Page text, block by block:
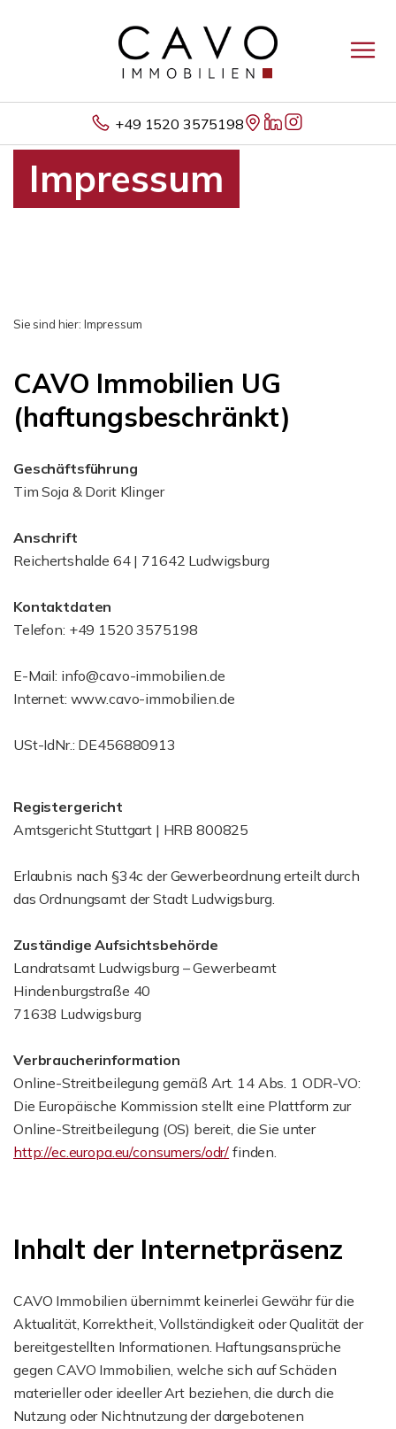
+49 1520 3575198
Impressum
Sie sind hier: Impressum
CAVO Immobilien UG
(haftungsbeschränkt)
Geschäftsführung
Tim Soja & Dorit Klinger
Anschrift
Reichertshalde 64 | 71642 Ludwigsburg
Kontaktdaten
Telefon: +49 1520 3575198
E-Mail: info@cavo-immobilien.de
Internet: www.cavo-immobilien.de
USt-IdNr.: DE456880913
Registergericht
Amtsgericht Stuttgart | HRB 800825
Erlaubnis nach §34c der Gewerbeordnung erteilt durch
das Ordnungsamt der Stadt Ludwigsburg.
Zuständige Aufsichtsbehörde
Landratsamt Ludwigsburg – Gewerbeamt
Hindenburgstraße 40
71638 Ludwigsburg
Verbraucherinformation
Online-Streitbeilegung gemäß Art. 14 Abs. 1 ODR-VO:
Die Europäische Kommission stellt eine Plattform zur
Online-Streitbeilegung (OS) bereit, die Sie unter
http://ec.europa.eu/consumers/odr/ finden.
Inhalt der Internetpräsenz
CAVO Immobilien übernimmt keinerlei Gewähr für die
Aktualität, Korrektheit, Vollständigkeit oder Qualität der
bereitgestellten Informationen. Haftungsansprüche
gegen CAVO Immobilien, welche sich auf Schäden
materieller oder ideeller Art beziehen, die durch die
Nutzung oder Nichtnutzung der dargebotenen